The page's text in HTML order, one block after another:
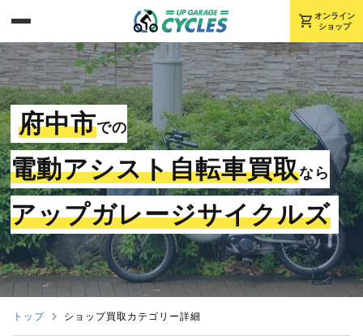
shopping_cart オンライン
ショップ
府中市での
電動アシスト自転車買取なら
アップガレージサイクルズ
トップ ショップ買取カテゴリー詳細